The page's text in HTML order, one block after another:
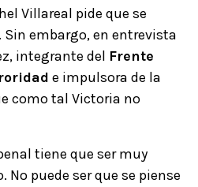
Villareal pide que se
Sin embargo, en entrevista
integrante del Frente
e impulsora de la
como tal Victoria no
tiene que ser muy
No puede ser que se piense